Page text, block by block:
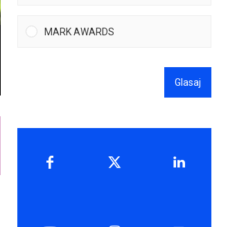
MARK AWARDS
Glasaj